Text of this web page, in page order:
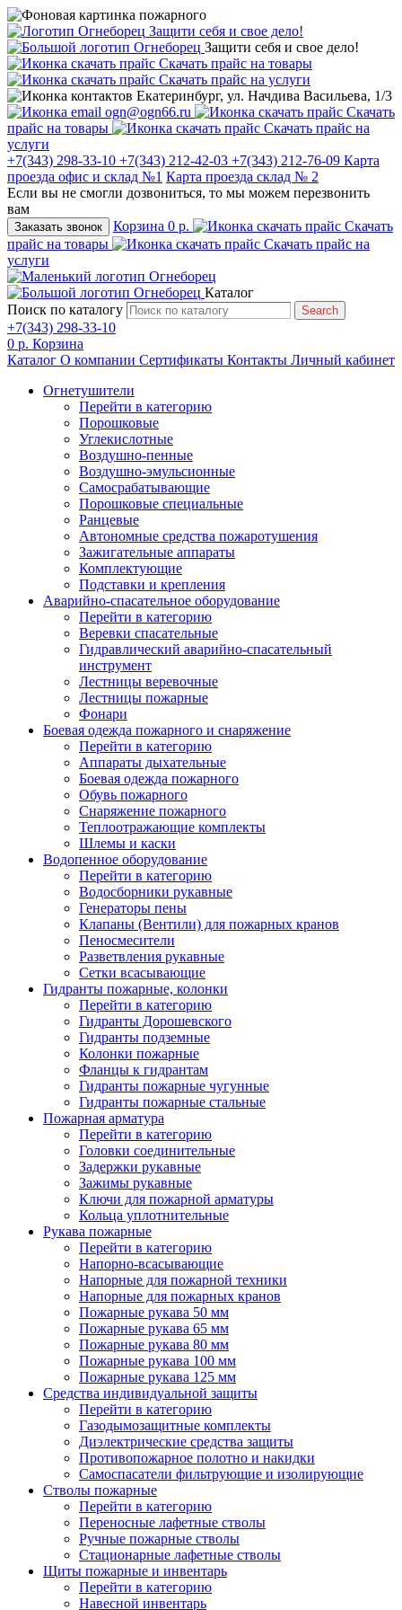
Защити себя и свое дело!
Защити себя и свое дело!
Скачать прайс на товары
Скачать прайс на услуги
Екатеринбург, ул. Начдива Васильева, 1/3
ogn@ogn66.ru
Скачать
прайс на товары
Скачать прайс на
услуги
+7(343) 298-33-10 +7(343) 212-42-03 +7(343) 212-76-09 Карта
проезда офис и склад №1 Карта проезда склад № 2
Если вы не смогли дозвониться, то мы можем перезвонить
вам
Заказать звонок Корзина 0 р.
Скачать
прайс на товары
Скачать прайс на
услуги
Каталог
Поиск по каталогу
Search
+7(343) 298-33-10
0 р. Корзина
Каталог О компании Сертификаты Контакты Личный кабинет
Огнетушители
Перейти в категорию
Порошковые
Углекислотные
Воздушно-пенные
Воздушно-эмульсионные
Самосрабатывающие
Порошковые специальные
Ранцевые
Автономные средства пожаротушения
Зажигательные аппараты
Комплектующие
Подставки и крепления
Аварийно-спасательное оборудование
Перейти в категорию
Веревки спасательные
Гидравлический аварийно-спасательный
инструмент
Лестницы веревочные
Лестницы пожарные
Фонари
Боевая одежда пожарного и снаряжение
Перейти в категорию
Аппараты дыхательные
Боевая одежда пожарного
Обувь пожарного
Снаряжение пожарного
Теплоотражающие комплекты
Шлемы и каски
Водопенное оборудование
Перейти в категорию
Водосборники рукавные
Генераторы пены
Клапаны (Вентили) для пожарных кранов
Пеносмесители
Разветвления рукавные
Сетки всасывающие
Гидранты пожарные, колонки
Перейти в категорию
Гидранты Дорошевского
Гидранты подземные
Колонки пожарные
Фланцы к гидрантам
Гидранты пожарные чугунные
Гидранты пожарные стальные
Пожарная арматура
Перейти в категорию
Головки соединительные
Задержки рукавные
Зажимы рукавные
Ключи для пожарной арматуры
Кольца уплотнительные
Рукава пожарные
Перейти в категорию
Напорно-всасывающие
Напорные для пожарной техники
Напорные для пожарных кранов
Пожарные рукава 50 мм
Пожарные рукава 65 мм
Пожарные рукава 80 мм
Пожарные рукава 100 мм
Пожарные рукава 125 мм
Средства индивидуальной защиты
Перейти в категорию
Газодымозащитные комплекты
Диэлектрические средства защиты
Противопожарное полотно и накидки
Самоспасатели фильтрующие и изолирующие
Стволы пожарные
Перейти в категорию
Переносные лафетные стволы
Ручные пожарные стволы
Стационарные лафетные стволы
Щиты пожарные и инвентарь
Перейти в категорию
Навесной инвентарь